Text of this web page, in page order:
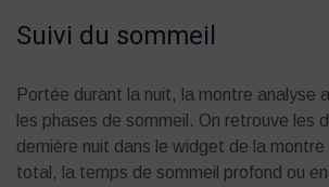
Suivi du sommeil
Portée durant la nuit, la montre analyse
les phases de sommeil. On retrouve les
dernière nuit dans le widget de la
total, la temps de sommeil profond ou